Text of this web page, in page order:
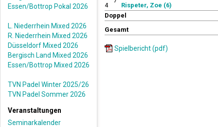
Essen/Bottrop Pokal 2026
L. Niederrhein Mixed 2026
R. Niederrhein Mixed 2026
Düsseldorf Mixed 2026
Bergisch Land Mixed 2026
Essen/Bottrop Mixed 2026
TVN Padel Winter 2025/26
TVN Padel Sommer 2026
Veranstaltungen
Seminarkalender
4
Rispeter, Zoe (6)
Doppel
Gesamt
Spielbericht (pdf)